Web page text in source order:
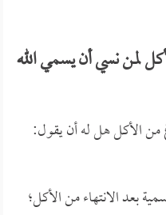
لمن نسي أن يسمي الله
من الأكل هل له أن يقول:
بعد الانتهاء من الأكل؛